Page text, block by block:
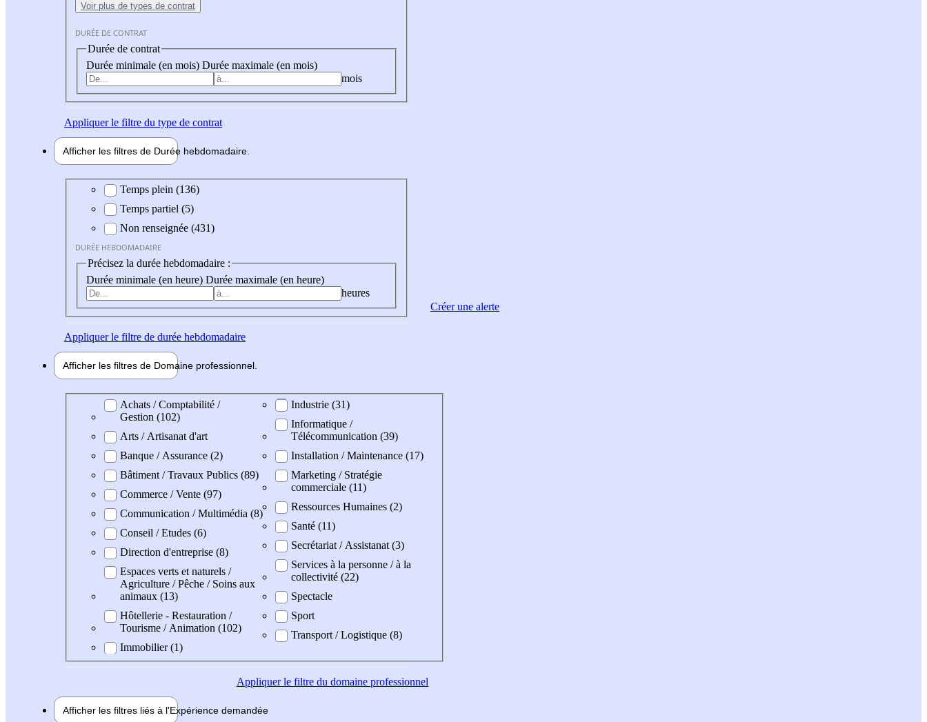
Voir plus de types de contrat
DURÉE DE CONTRAT
Durée de contrat
Durée minimale (en mois) Durée maximale (en mois)
mois
Appliquerle filtre du type de contrat
Afficher les filtres de Durée hebdomadaire
Durée hebdomadaire
Temps plein (136)
Temps partiel (5)
Non renseignée (431)
DURÉE HEBDOMADAIRE
Précisez la durée hebdomadaire :
Durée minimale (en heure) Durée maximale (en heure)
heures
Appliquerle filtre de durée hebdomadaire
Afficher les filtres de Domaine professionnel
Domaine professionel
Achats / Comptabilité /
Gestion (102)
Arts / Artisanat d'art
Banque / Assurance (2)
Bâtiment / Travaux Publics (89)
Commerce / Vente (97)
Communication / Multimédia (8)
Conseil / Etudes (6)
Direction d'entreprise (8)
Espaces verts et naturels /
Agriculture / Pêche / Soins aux
animaux (13)
Hôtellerie - Restauration /
Tourisme / Animation (102)
Immobilier (1)
Industrie (31)
Informatique /
Télécommunication (39)
Installation / Maintenance (17)
Marketing / Stratégie
commerciale (11)
Ressources Humaines (2)
Santé (11)
Secrétariat / Assistanat (3)
Services à la personne / à la
collectivité (22)
Spectacle
Sport
Transport / Logistique (8)
Appliquerle filtre du domaine professionnel
Afficher les filtres liés à l'Expérience demandée
Créer une alerte